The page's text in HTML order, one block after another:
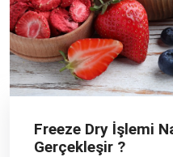
Freeze Dry İşlemi
Gerçekleşir ?